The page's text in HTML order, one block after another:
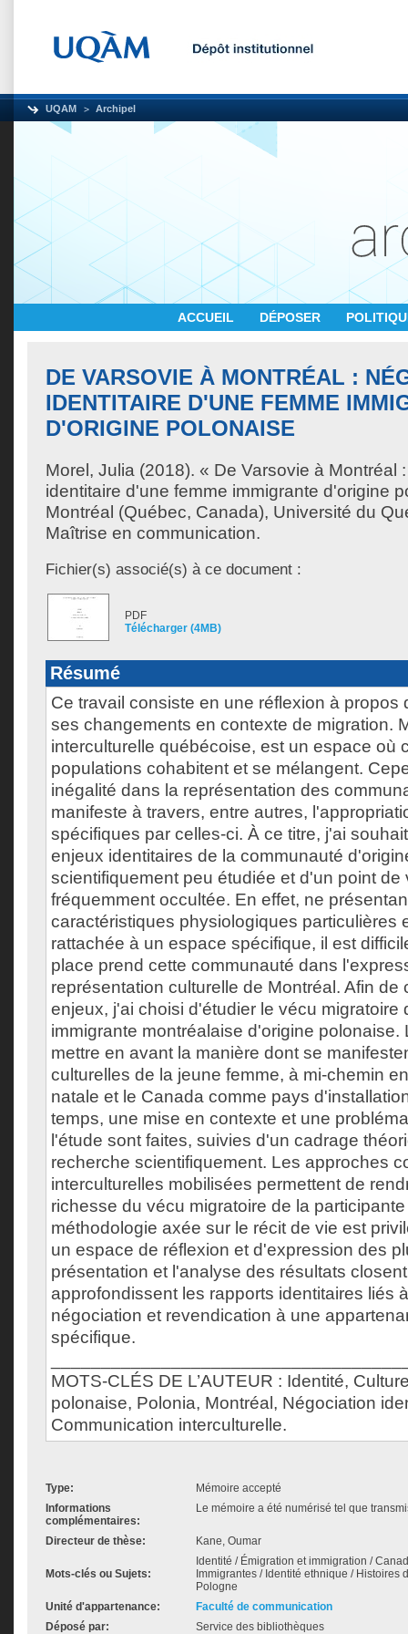
UQAM Archipel
ACCUEIL DÉPOSER
DE VARSOVIE À MONTRÉAL :
IDENTITAIRE D'UNE FEMME
D'ORIGINE POLONAISE
Morel, Julia (2018). « De Varsovie à Montréal
identitaire d'une femme immigrante d'origine
Montréal (Québec, Canada), Université du
Maîtrise en communication.
Fichier(s) associé(s) à ce document :
PDF
Télécharger (4MB)
Résumé
Ce travail consiste en une réflexion à propos
ses changements en contexte de migration.
interculturelle québécoise, est un espace où
populations cohabitent et se mélangent.
inégalité dans la représentation des
manifeste à travers, entre autres,
spécifiques par celles-ci. À ce titre, j'ai
enjeux identitaires de la communauté
scientifiquement peu étudiée et d'un point de
fréquemment occultée. En effet, ne
caractéristiques physiologiques particulières
rattachée à un espace spécifique, il est
place prend cette communauté dans
représentation culturelle de Montréal. Afin de
enjeux, j'ai choisi d'étudier le vécu migratoire
immigrante montréalaise d'origine polonaise.
mettre en avant la manière dont se
culturelles de la jeune femme, à mi-chemin
natale et le Canada comme pays
temps, une mise en contexte et une
l'étude sont faites, suivies d'un cadrage
recherche scientifiquement. Les approches
interculturelles mobilisées permettent de
richesse du vécu migratoire de la
méthodologie axée sur le récit de vie est
un espace de réflexion et d'expression des
présentation et l'analyse des résultats
approfondissent les rapports identitaires liés
négociation et revendication à une
spécifique.
MOTS-CLÉS DE L’AUTEUR : Identité,
polonaise, Polonia, Montréal, Négociation
Communication interculturelle.
Type:
Mémoire accepté
Informations
complémentaires:
Le mémoire a été numérisé tel que
Directeur de thèse: Kane, Oumar
Mots-clés ou Sujets:
Identité / Émigration et immigration /
Immigrantes / Identité ethnique / Histoires
Pologne
Unité d'appartenance:
Faculté de communication
Déposé par:
Service des bibliothèques